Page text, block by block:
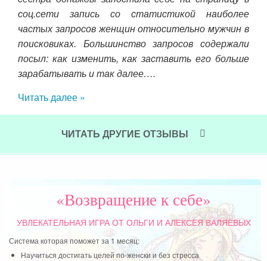
соц.сети запись со статистикой наиболее
частых запросов женщин относительно мужчин в
поисковиках. Большинство запросов содержали
посыл: как изменить, как заставить его больше
зарабатывать и так далее….
Читать далее »
ЧИТАТЬ ДРУГИЕ ОТЗЫВЫ
«Возвращение к себе»
УВЛЕКАТЕЛЬНАЯ ИГРАОТ ОЛЬГИ И АЛЕКСЕЯ ВАЛЯЕВЫХ
Система которая поможет за 1 месяц:
Научиться достигать целей по-женски и без стресса